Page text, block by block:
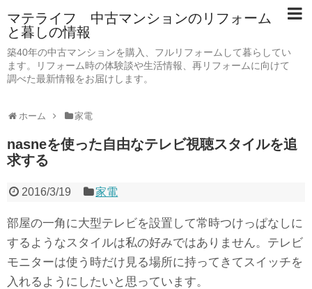
マテライフ 中古マンションのリフォーム
と暮しの情報
築40年の中古マンションを購入、フルリフォームして暮らしてい
ます。リフォーム時の体験談や生活情報、再リフォームに向けて
調べた最新情報をお届けします。
ホーム 家電
nasneを使った自由なテレビ視聴スタイルを追
求する
2016/3/19 家電
部屋の一角に大型テレビを設置して常時つけっぱなしに
するようなスタイルは私の好みではありません。テレビ
モニターは使う時だけ見る場所に持ってきてスイッチを
入れるようにしたいと思っています。